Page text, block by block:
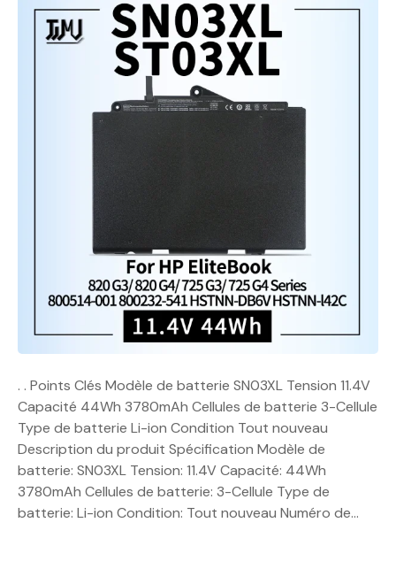
. . Points Clés Modèle de batterie SN03XL Tension 11.4V
Capacité 44Wh 3780mAh Cellules de batterie 3-Cellule
Type de batterie Li-ion Condition Tout nouveau
Description du produit Spécification Modèle de
batterie: SN03XL Tension: 11.4V Capacité: 44Wh
3780mAh Cellules de batterie: 3-Cellule Type de
batterie: Li-ion Condition: Tout nouveau Numéro de…